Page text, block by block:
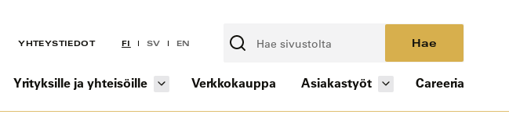
YHTEYSTIEDOT FI SV EN Hae
Yrityksille ja yhteisöille Verkkokauppa Asiakastyöt Careeria